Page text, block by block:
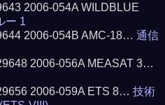
2006-054A WILDBLUE
ー 1
2006-054B AMC-18…通信
2006-056A MEASAT 3…
2006-059A ETS 8…技術